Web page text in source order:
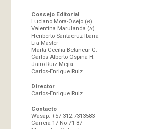
Consejo Editorial
Luciano Mora-Osejo (א)
Valentina Marulanda (א)
Heriberto Santacruz-Ibarra
Lia Master
Marta-Cecilia Betancur G.
Carlos-Alberto Ospina H.
Jairo Ruiz-Mejía
Carlos-Enrique Ruiz.
Director
Carlos-Enrique Ruiz
Contacto
Wasap: +57 312 7313583
Carrera 17 No 71-87